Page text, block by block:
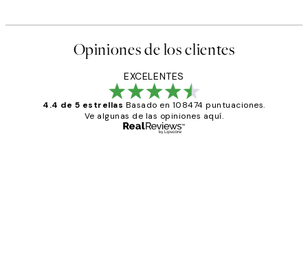
Opiniones de los clientes
EXCELENTES
4.4 de 5 estrellas Basado en 108474 puntuaciones.
Ve algunas de las opiniones aquí.